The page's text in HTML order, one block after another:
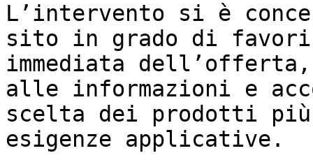
L’intervento si è
sito in grado di
immediata
alle informazioni e
scelta dei prodotti
esigenze applicative.